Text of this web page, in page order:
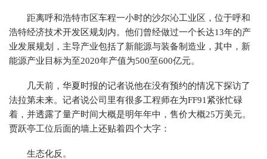
距离呼和浩特市区车程一小时的沙尔沁工业区，位于呼和
浩特经济技术开发区规划内。他们曾经做过一个长达13年的产
业发展规划，主导产业包括了新能源与装备制造业，其中，新
能源产业目标为至2020年产值为500至600亿元。
几天前，华夏时报的记者说他在没有预约的情况下探访了
法拉第未来。记者说公司里有很多工程师在为FF91紧张忙碌
着，并透露了量产时间大概是明年年中，售价大概25万美元。
贾跃亭工位后面的墙上还贴着四个大字：
生态化反。